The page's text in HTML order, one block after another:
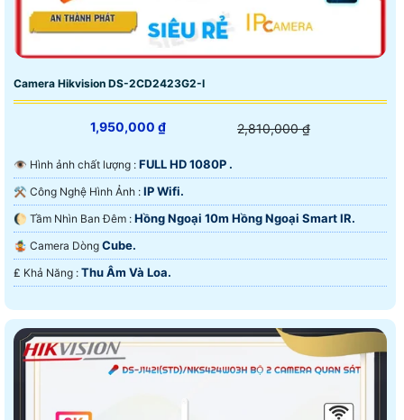
Camera Hikvision DS-2CD2423G2-I
1,950,000 ₫ 2,810,000 ₫
👁 Hình ảnh chất lượng : FULL HD 1080P .
⚒ Công Nghệ Hình Ảnh : IP Wifi.
🌔 Tầm Nhìn Ban Đêm : Hồng Ngoại 10m Hồng Ngoại Smart IR.
🤹 Camera Dòng Cube.
️₤ Khả Năng : Thu Âm Và Loa.